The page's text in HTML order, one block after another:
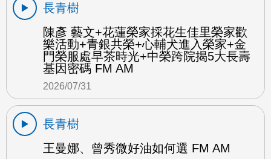
長青樹
陳彥 藝文+花蓮榮家採花生佳里榮家歡
樂活動+青銀共榮+心輔犬進入榮家+金
門榮服處早茶時光+中榮跨院揭5大長壽
基因密碼 FM AM
2026/07/31
長青樹
王曼娜、曾秀微好油如何選 FM AM